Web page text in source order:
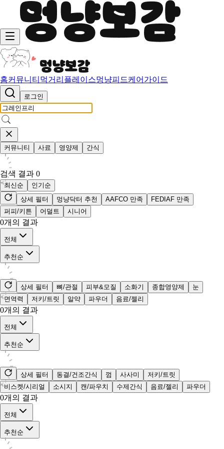
홈커뮤니티 먹거리 플레이스멍냥피드케어가이드
로그인
커뮤니티 사료 영양제 간식
검색 결과 0
최신순
인기순
상세 필터
멍냥닥터 추천 AAFCO 만족
FEDIAF 만족
퍼피/키튼
어덜트 시니어
0개의 결과
전체
추천순
상세 필터 뼈/관절 피부&모질 소화기 종합영양제
눈
면역력
저키/트릿 알약 파우더 음료/젤리
0개의 결과
전체
추천순
상세 필터 동결/건조간식 껌 사사미
저키/트릿
비스켓/시리얼
소시지 캔/파우치 수제간식 음료/젤리 파우더
0개의 결과
전체
추천순